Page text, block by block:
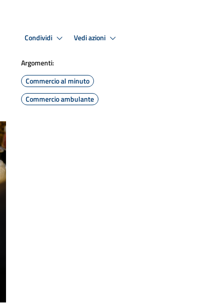
Condividi Vedi azioni
Argomenti:
Commercio al minuto
Commercio ambulante